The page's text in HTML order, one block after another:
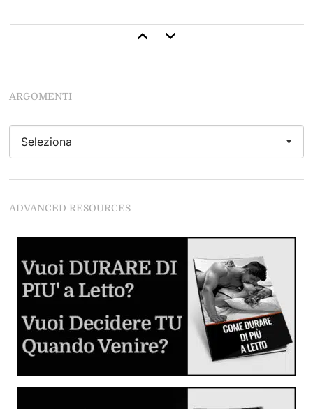
Guida al Cunnilingus
Imparare dalle lesbiche
Come Fare Sesso Anale: la Guida Completa
Tutto quello che devi sapere sulla penetrazione anale in
ARGOMENTI
ADVANCED RESOURCES